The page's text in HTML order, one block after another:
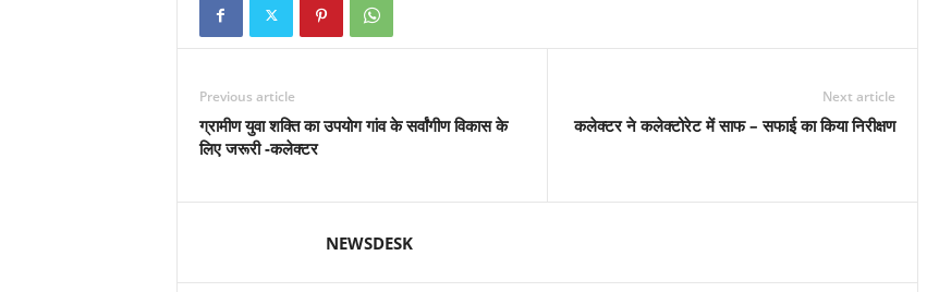
Previous article
ग्रामीण युवा शक्ति का उपयोग गांव के सर्वांगीण विकास के
लिए जरूरी -कलेक्टर
Next article
कलेक्टर ने कलेक्टोरेट में साफ – सफाई का किया निरीक्षण
NEWSDESK